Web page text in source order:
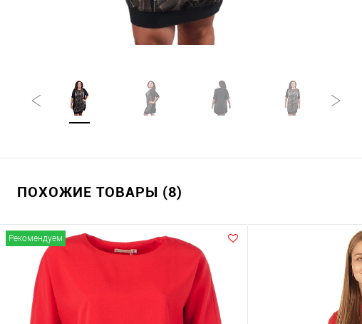
ПОХОЖИЕ ТОВАРЫ (8)
Рекомендуем